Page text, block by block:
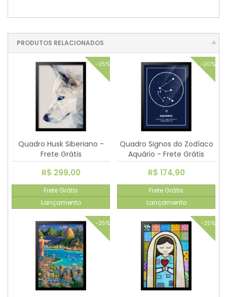
PRODUTOS RELACIONADOS
-25%
Quadro Husk Siberiano -
Frete Grátis
R$ 299,00
Frete Grátis
Lançamento
-20%
Quadro Signos do Zodíaco
Aquário - Frete Grátis
R$ 174,90
Frete Grátis
Lançamento
-25% -25%